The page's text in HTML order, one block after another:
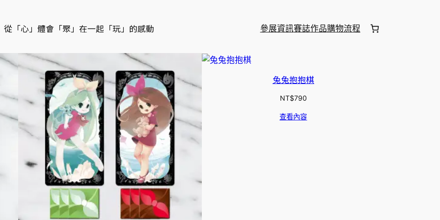
從「心」體會「聚」在一起「玩」的感動 參展資訊賽誌作品購物流程
兔兔抱抱棋
NT$790
查看內容